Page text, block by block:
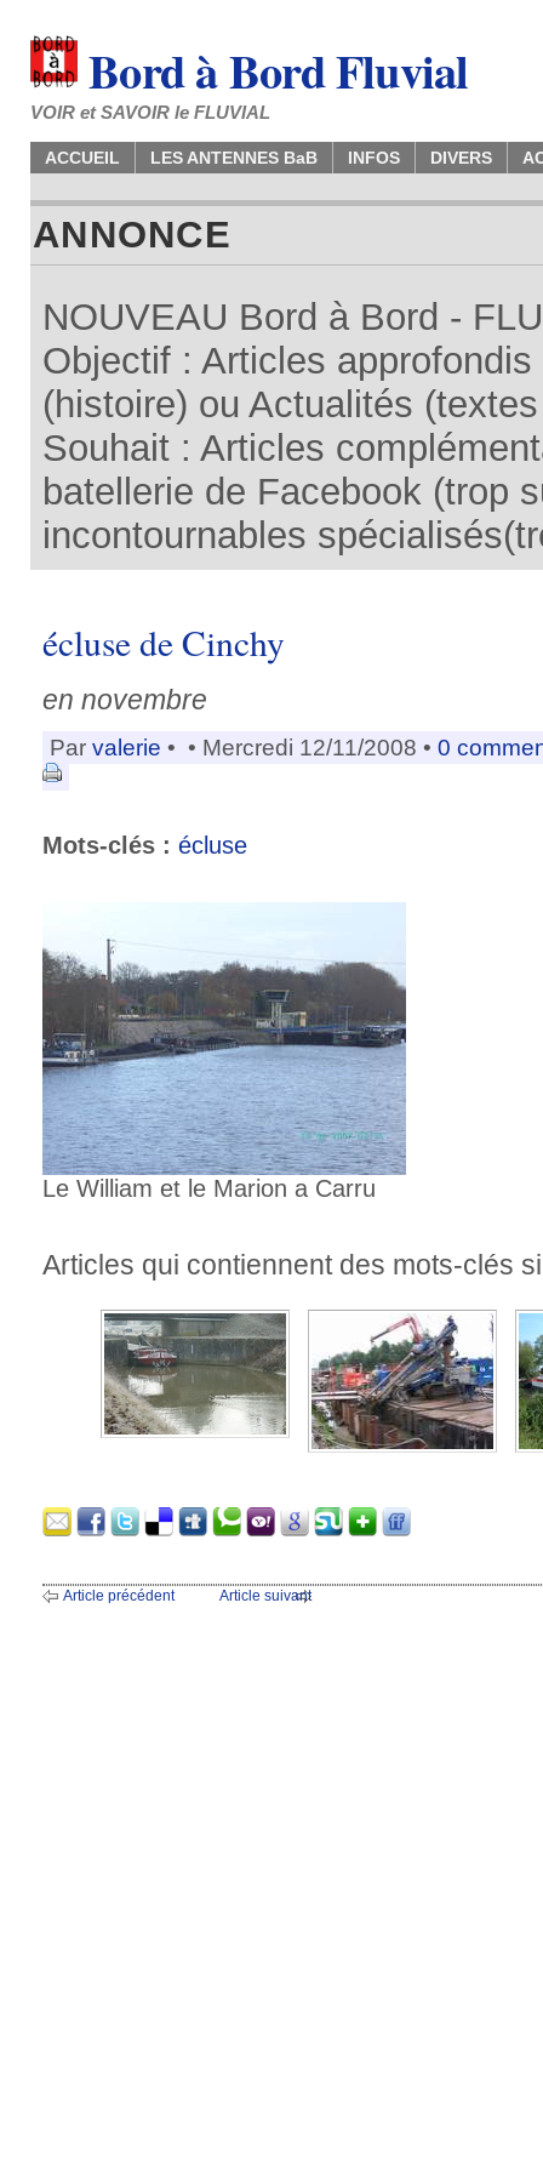
Bord à Bord Fluvial
VOIR et SAVOIR le FLUVIAL
ACCUEIL LES ANTENNES BaB INFOS DIVERS
ANNONCE
NOUVEAU Bord à Bord -
Objectif : Articles
(histoire) ou Actualités
Souhait : Articles
batellerie de Facebook (trop
incontournables
écluse de Cinchy
en novembre
Par valerie • • Mercredi 12/11/2008 • 0
Mots-clés : écluse
Le William et le Marion a Carru
Articles qui contiennent des mots-clés
Article précédent Article suivant